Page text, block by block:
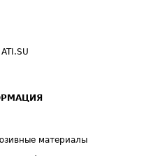
материалы